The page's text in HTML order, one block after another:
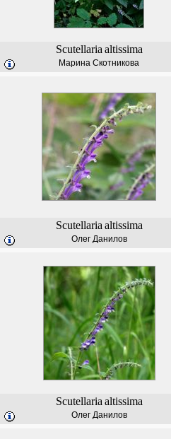
Scutellaria altissima
Марина Скотникова
Scutellaria altissima
Олег Данилов
Scutellaria altissima
Олег Данилов